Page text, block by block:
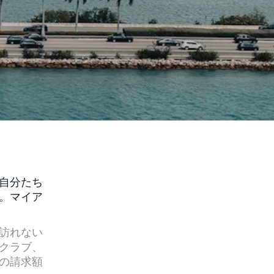
分たち
マイア
れない
ラブ、
請求額